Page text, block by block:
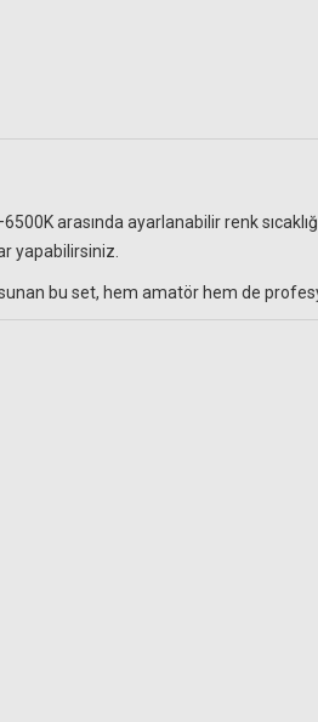
arasında ayarlanabilir renk
yapabilirsiniz.
bu set, hem amatör hem de